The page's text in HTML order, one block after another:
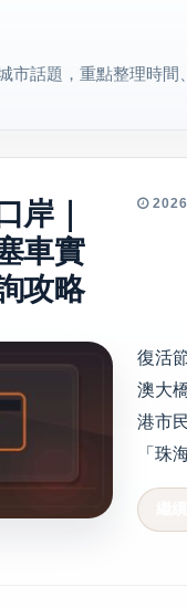
市話題，重點整理時間
岸｜
車實
攻略
復活
澳大
港市
「珠